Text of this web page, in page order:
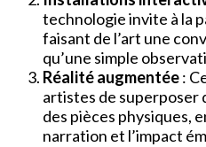
technologie invite à la
faisant de l’art une
qu’une simple
Réalité augmentée:
artistes de superposer
des pièces physiques,
narration et l’impact